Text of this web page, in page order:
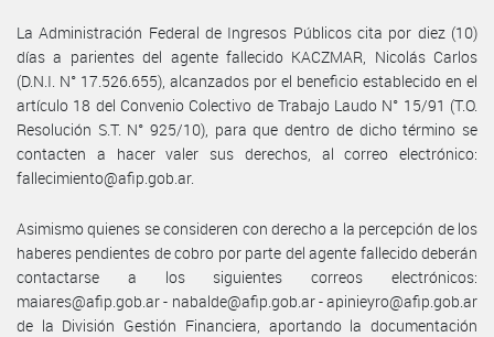
La Administración Federal de Ingresos Públicos cita por diez (10)
días a parientes del agente fallecido KACZMAR, Nicolás Carlos
(D.N.I. N° 17.526.655), alcanzados por el beneficio establecido en el
artículo 18 del Convenio Colectivo de Trabajo Laudo N° 15/91 (T.O.
Resolución S.T. N° 925/10), para que dentro de dicho término se
contacten a hacer valer sus derechos, al correo electrónico:
fallecimiento@afip.gob.ar.
Asimismo quienes se consideren con derecho a la percepción de los
haberes pendientes de cobro por parte del agente fallecido deberán
contactarse a los siguientes correos electrónicos:
maiares@afip.gob.ar - nabalde@afip.gob.ar - apinieyro@afip.gob.ar
de la División Gestión Financiera, aportando la documentación